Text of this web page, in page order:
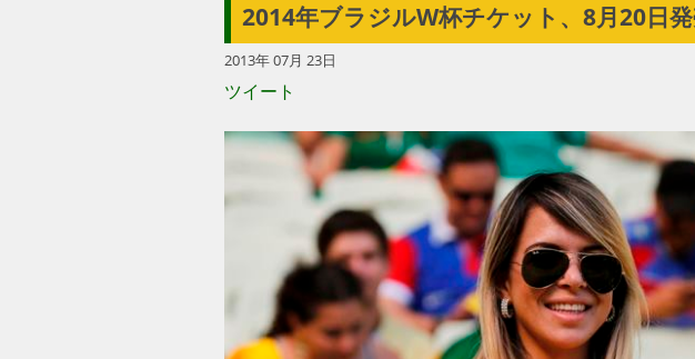
エ
2014年ブラジルW杯チケット、8月20日
2013年 07月 23日
ツイート